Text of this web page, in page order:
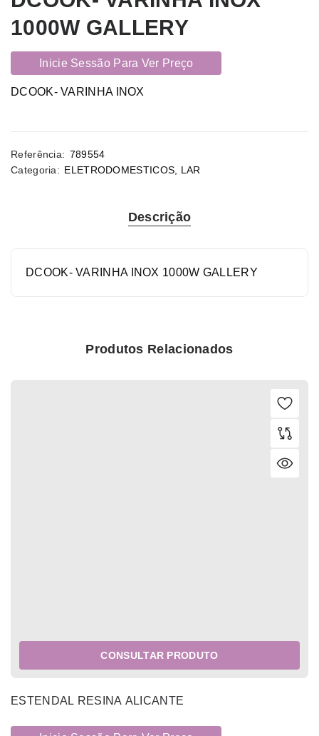
1000W GALLERY
Inicie Sessão Para Ver Preço
DCOOK- VARINHA INOX
Referência: 789554
Categoria: ELETRODOMESTICOS LAR
Descrição
DCOOK- VARINHA INOX 1000W GALLERY
Produtos Relacionados
CONSULTAR PRODUTO
ESTENDAL RESINA ALICANTE